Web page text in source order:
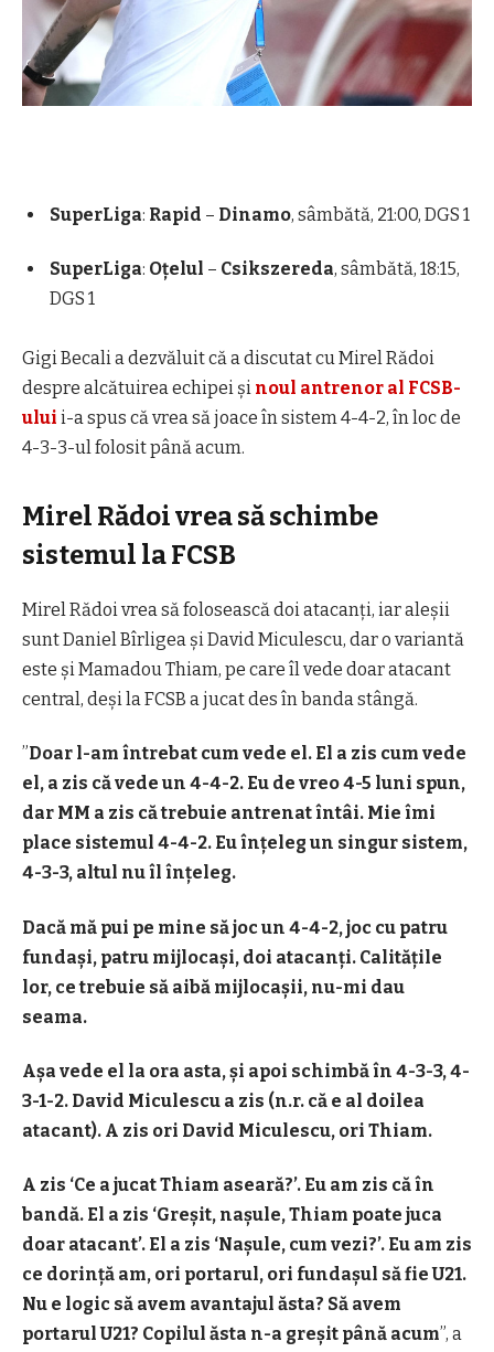
SuperLiga: Rapid – Dinamo, sâmbătă, 21:00, DGS 1
SuperLiga: Oțelul – Csikszereda, sâmbătă, 18:15,
DGS 1
Gigi Becali a dezvăluit că a discutat cu Mirel Rădoi
despre alcătuirea echipei și noul antrenor al FCSB-
ului i-a spus că vrea să joace în sistem 4-4-2, în loc de
4-3-3-ul folosit până acum.
Mirel Rădoi vrea să schimbe
sistemul la FCSB
Mirel Rădoi vrea să folosească doi atacanți, iar aleșii
sunt Daniel Bîrligea și David Miculescu, dar o variantă
este și Mamadou Thiam, pe care îl vede doar atacant
central, deși la FCSB a jucat des în banda stângă.
”Doar l-am întrebat cum vede el. El a zis cum vede
el, a zis că vede un 4-4-2. Eu de vreo 4-5 luni spun,
dar MM a zis că trebuie antrenat întâi. Mie îmi
place sistemul 4-4-2. Eu înțeleg un singur sistem,
4-3-3, altul nu îl înțeleg.
Dacă mă pui pe mine să joc un 4-4-2, joc cu patru
fundași, patru mijlocași, doi atacanți. Calitățile
lor, ce trebuie să aibă mijlocașii, nu-mi dau
seama.
Așa vede el la ora asta, și apoi schimbă în 4-3-3, 4-
3-1-2. David Miculescu a zis (n.r. că e al doilea
atacant). A zis ori David Miculescu, ori Thiam.
A zis ‘Ce a jucat Thiam aseară?’. Eu am zis că în
bandă. El a zis ‘Greșit, nașule, Thiam poate juca
doar atacant’. El a zis ‘Nașule, cum vezi?’. Eu am zis
ce dorință am, ori portarul, ori fundașul să fie U21.
Nu e logic să avem avantajul ăsta? Să avem
portarul U21? Copilul ăsta n-a greșit până acum”, a